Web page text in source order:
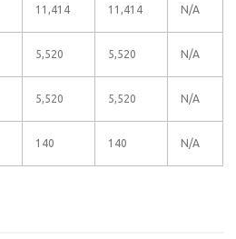
11,414 11,414 N/A
5,520 5,520 N/A
5,520 5,520 N/A
140 140 N/A